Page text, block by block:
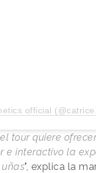
official
el tour quiere
e interactivo la
", explica la